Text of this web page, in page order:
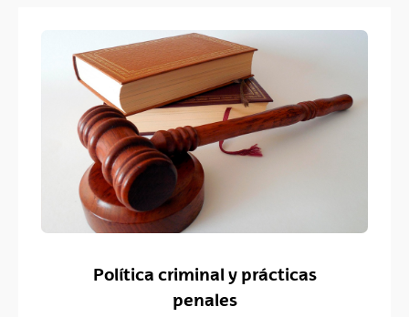
Política criminal y prácticas
penales